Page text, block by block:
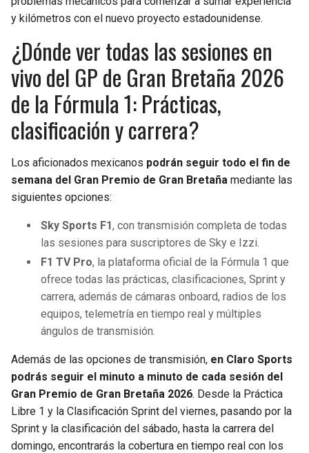
y kilómetros con el nuevo proyecto estadounidense.
¿Dónde ver todas las sesiones en
vivo del GP de Gran Bretaña 2026
de la Fórmula 1: Prácticas,
clasificación y carrera?
Los aficionados mexicanos podrán seguir todo el fin de
semana del Gran Premio de Gran Bretaña mediante las
siguientes opciones:
Sky Sports F1, con transmisión completa de todas
las sesiones para suscriptores de Sky e Izzi.
F1 TV Pro, la plataforma oficial de la Fórmula 1 que
ofrece todas las prácticas, clasificaciones, Sprint y
carrera, además de cámaras onboard, radios de los
equipos, telemetría en tiempo real y múltiples
ángulos de transmisión.
Además de las opciones de transmisión, en Claro Sports
podrás seguir el minuto a minuto de cada sesión del
Gran Premio de Gran Bretaña 2026. Desde la Práctica
Libre 1 y la Clasificación Sprint del viernes, pasando por la
Sprint y la clasificación del sábado, hasta la carrera del
domingo, encontrarás la cobertura en tiempo real con los